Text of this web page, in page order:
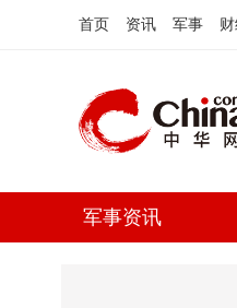
首页 资讯 军事
军事资讯